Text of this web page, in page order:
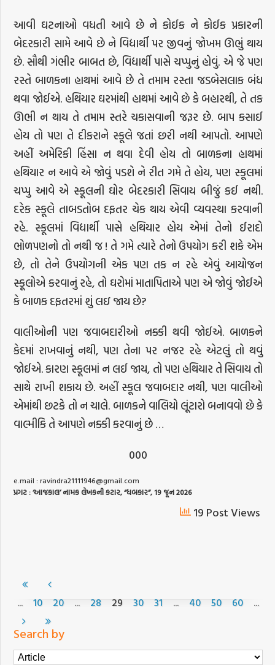
આવી ઘટનાઓ વધતી આવે છે ને કોઈક ને કોઈક પ્રકારની
બેદરકારી સામે આવે છે ને વિદ્યાર્થી પર જીવનું જોખમ ઊભું થાય
છે. સૌથી ગંભીર બાબત છે, વિદ્યાર્થી પાસે ચપ્પુનું હોવું. એ જે પણ
રસ્તે બાળકના હાથમાં આવે છે તે તમામ રસ્તા જડબેસલાક બંધ
થવા જોઈએ. હથિયાર ઘરમાંથી હાથમાં આવે છે કે બહારથી, તે તક
ઊભી ન થાય તે તમામ સ્તરે ચકાસવાની જરૂર છે. બાપ કસાઈ
હોય તો પણ તે દીકરાને સ્કૂલે જતાં છરી નથી આપતો. આપણે
અહીં અમેરિકી હિંસા ન થવા દેવી હોય તો બાળકના હાથમાં
હથિયાર ન આવે એ જોવું પડશે ને રીત ગમે તે હોય, પણ સ્કૂલમાં
ચપ્પુ આવે એ સ્કૂલની ઘોર બેદરકારી સિવાય બીજું કઈ નથી.
દરેક સ્કૂલે તાબડતોબ દફતર ચેક થાય એવી વ્યવસ્થા કરવાની
રહે. સ્કૂલમાં વિદ્યાર્થી પાસે હથિયાર હોય એમાં તેનો ઈરાદો
ભોળપણનો તો નથી જ ! તે ગમે ત્યારે તેનો ઉપયોગ કરી શકે એમ
છે, તો તેને ઉપયોગની એક પણ તક ન રહે એવું આયોજન
સ્કૂલોએ કરવાનું રહે, તો ઘરોમાં માતાપિતાએ પણ એ જોવું જોઈએ
કે બાળક દફતરમાં શું લઇ જાય છે?
વાલીઓની પણ જવાબદારીઓ નક્કી થવી જોઈએ. બાળકને
કેદમાં રાખવાનું નથી, પણ તેના પર નજર રહે એટલું તો થવું
જોઈએ. કારણ સ્કૂલમાં ન લઈ જાય, તો પણ હથિયાર તે સિવાય તો
સાથે રાખી શકાય છે. અહીં સ્કૂલ જવાબદાર નથી, પણ વાલીઓ
એમાંથી છટકે તો ન ચાલે. બાળકને વાલિયો લૂંટારો બનાવવો છે કે
વાલ્મીકિ તે આપણે નક્કી કરવાનું છે …
000
e.mail :ravindra21111946@gmail.com
પ્રગટ : ‘આજકાલ’નામકલેખકનીકટાર, “ધબકાર”, 19જૂન2026
19 Post Views
... 10 20 ... 28 29 30 31 ... 40 50 60 ...
Search by